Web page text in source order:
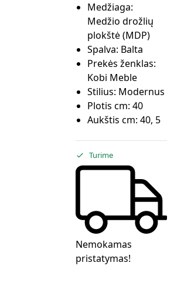
Medžiaga:
Medžio drožlių
plokštė (MDP)
Spalva: Balta
Prekės ženklas:
Kobi Meble
Stilius: Modernus
Plotis cm: 40
Aukštis cm: 40, 5
Turime
Nemokamas
pristatymas!